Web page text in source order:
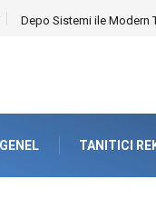
Depo Sistemi ile Modern
GENEL TANITICI